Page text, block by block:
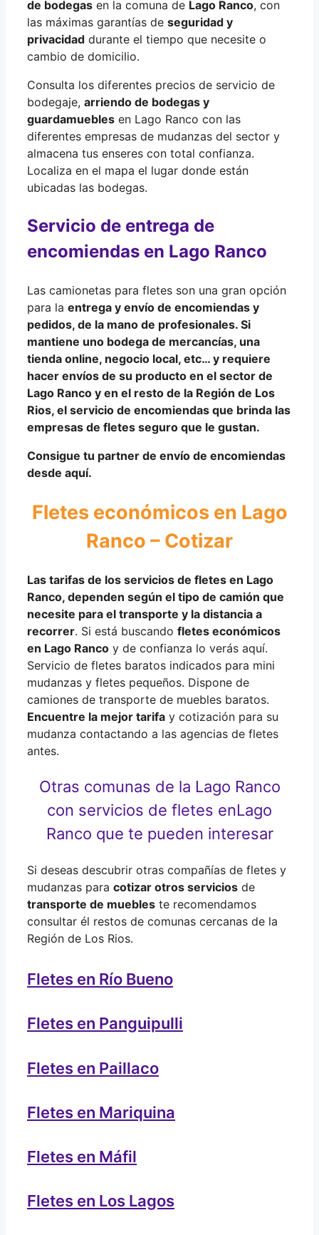
de bodegas en la comuna de Lago Ranco, con
las máximas garantías de seguridad y
privacidad durante el tiempo que necesite o
cambio de domicilio.
Consulta los diferentes precios de servicio de
bodegaje, arriendo de bodegas y
guardamuebles en Lago Ranco con las
diferentes empresas de mudanzas del sector y
almacena tus enseres con total confianza.
Localiza en el mapa el lugar donde están
ubicadas las bodegas.
Servicio de entrega de
encomiendas en Lago Ranco
Las camionetas para fletes son una gran opción
para la entrega y envío de encomiendas y
pedidos, de la mano de profesionales. Si
mantiene uno bodega de mercancías, una
tienda online, negocio local, etc… y requiere
hacer envíos de su producto en el sector de
Lago Ranco y en el resto de la Región de Los
Rios, el servicio de encomiendas que brinda las
empresas de fletes seguro que le gustan.
Consigue tu partner de envío de encomiendas
desde aquí.
Fletes económicos en Lago
Ranco – Cotizar
Las tarifas de los servicios de fletes en Lago
Ranco, dependen según el tipo de camión que
necesite para el transporte y la distancia a
recorrer. Si está buscando fletes económicos
en Lago Ranco y de confianza lo verás aquí.
Servicio de fletes baratos indicados para mini
mudanzas y fletes pequeños. Dispone de
camiones de transporte de muebles baratos.
Encuentre la mejor tarifa y cotización para su
mudanza contactando a las agencias de fletes
antes.
Otras comunas de la Lago Ranco
con servicios de fletes enLago
Ranco que te pueden interesar
Si deseas descubrir otras compañías de fletes y
mudanzas para cotizar otros servicios de
transporte de muebles te recomendamos
consultar él restos de comunas cercanas de la
Región de Los Rios.
Fletes en Río Bueno
Fletes en Panguipulli
Fletes en Paillaco
Fletes en Mariquina
Fletes en Máfil
Fletes en Los Lagos